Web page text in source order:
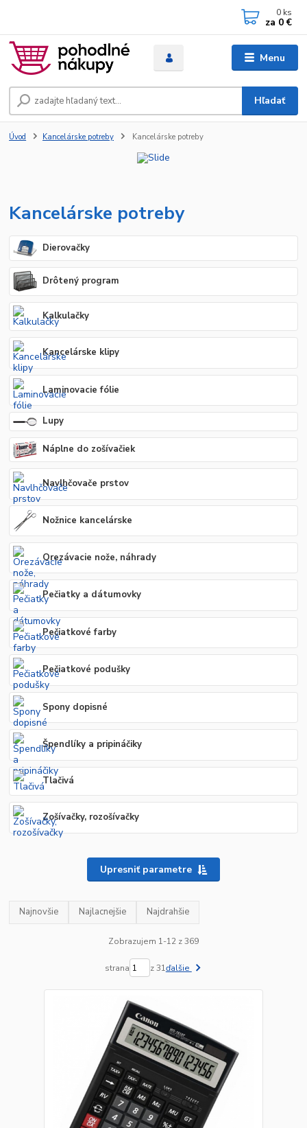
Menu
Hľadať
0 ks
za 0 €
Úvod Kancelárske potreby Kancelárske potreby
Kancelárske potreby
Dierovačky
Drôtený program
Kalkulačky
Kancelárske klipy
Laminovacie fólie
Lupy
Náplne do zošívačiek
Navlhčovače prstov
Nožnice kancelárske
Orezávacie nože, náhrady
Pečiatky a dátumovky
Pečiatkové farby
Pečiatkové podušky
Spony dopisné
Špendlíky a pripináčiky
Tlačivá
Zošívačky, rozošívačky
Upresniť parametre
Najnovšie Najlacnejšie Najdrahšie
Zobrazujem 1-12 z 369
strana z 31ďalšie